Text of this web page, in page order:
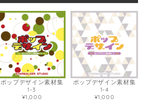
ポップデザイン素材集
1-3
¥1,000
ポップデザイン素材集
1-4
¥1,000